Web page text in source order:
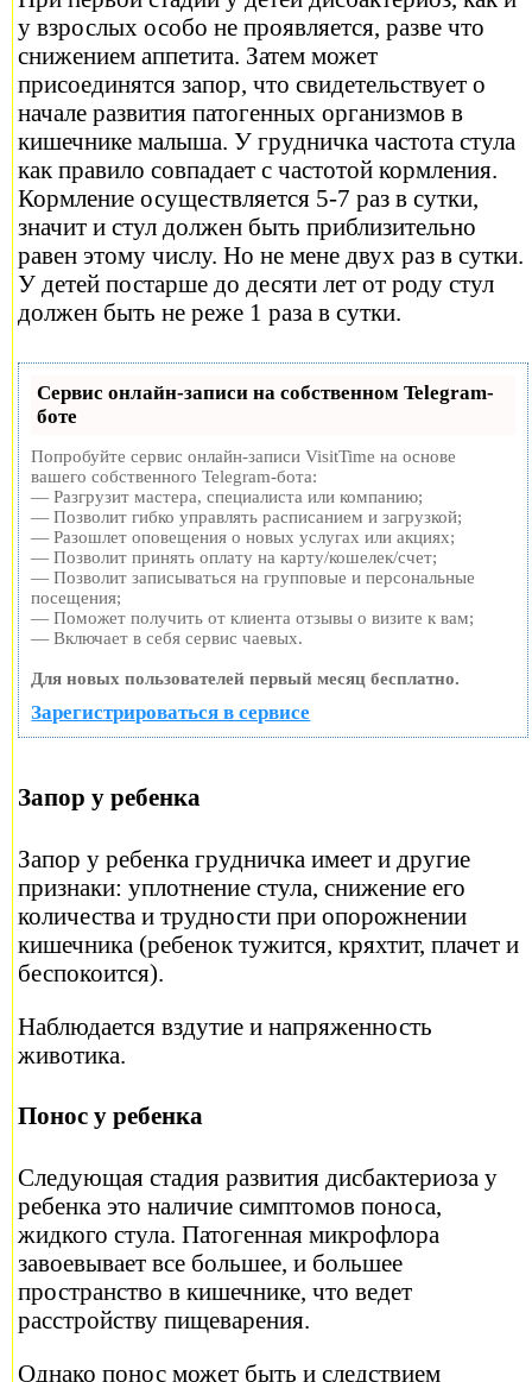
у взрослых особо не проявляется, разве что
снижением аппетита. Затем может
присоединятся запор, что свидетельствует о
начале развития патогенных организмов в
кишечнике малыша. У грудничка частота стула
как правило совпадает с частотой кормления.
Кормление осуществляется 5-7 раз в сутки,
значит и стул должен быть приблизительно
равен этому числу. Но не мене двух раз в сутки.
У детей постарше до десяти лет от роду стул
должен быть не реже 1 раза в сутки.
Сервис онлайн-записи на собственном Telegram-
боте
Попробуйте сервис онлайн-записи VisitTime на основе
вашего собственного Telegram-бота:
— Разгрузит мастера, специалиста или компанию;
— Позволит гибко управлять расписанием и загрузкой;
— Разошлет оповещения о новых услугах или акциях;
— Позволит принять оплату на карту/кошелек/счет;
— Позволит записываться на групповые и персональные
посещения;
— Поможет получить от клиента отзывы о визите к вам;
— Включает в себя сервис чаевых.
Для новых пользователей первый месяц бесплатно.
Зарегистрироваться в сервисе
Запор у ребенка
Запор у ребенка грудничка имеет и другие
признаки: уплотнение стула, снижение его
количества и трудности при опорожнении
кишечника (ребенок тужится, кряхтит, плачет и
беспокоится).
Наблюдается вздутие и напряженность
животика.
Понос у ребенка
Следующая стадия развития дисбактериоза у
ребенка это наличие симптомов поноса,
жидкого стула. Патогенная микрофлора
завоевывает все большее, и большее
пространство в кишечнике, что ведет
расстройству пищеварения.
Однако понос может быть и следствием